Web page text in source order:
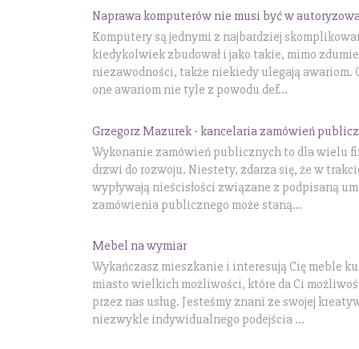
Naprawa komputerów nie musi być w
Komputery są jednymi z najbardziej
kiedykolwiek zbudował i jako takie, mimo
niezawodności, także niekiedy ulegają awariom.
one awariom nie tyle z powodu def...
Grzegorz Mazurek - kancelaria zamówień
Wykonanie zamówień publicznych to dla wielu
drzwi do rozwoju. Niestety, zdarza się, że w
wypływają nieścisłości związane z podpisaną
zamówienia publicznego może staną...
Mebel na wymiar
Wykańczasz mieszkanie i interesują Cię meble
miasto wielkich możliwości, które da Ci
przez nas usług. Jesteśmy znani ze swojej
niezwykle indywidualnego podejścia ...